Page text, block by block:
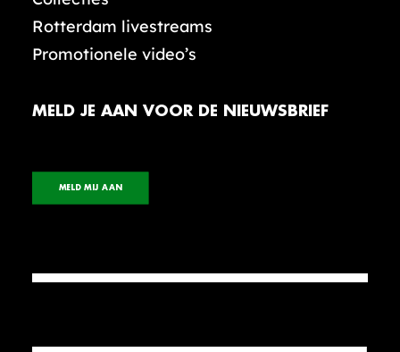
Rotterdam livestreams
Promotionele video’s
MELD JE AAN VOOR DE NIEUWSBRIEF
MELD MIJ AAN